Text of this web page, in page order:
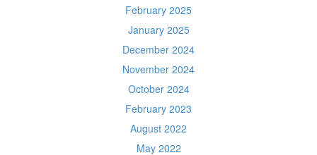
February 2025
January 2025
December 2024
November 2024
October 2024
February 2023
August 2022
May 2022